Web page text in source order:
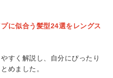
に似合う髪型24選をレングス
すく解説し、自分にぴったり
めました。